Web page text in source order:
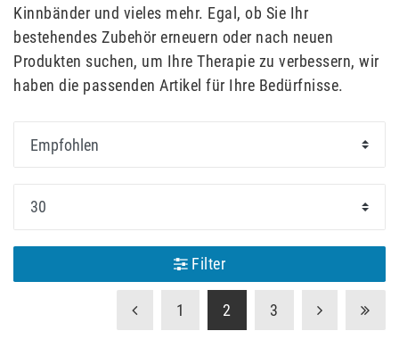
Kinnbänder und vieles mehr. Egal, ob Sie Ihr
bestehendes Zubehör erneuern oder nach neuen
Produkten suchen, um Ihre Therapie zu verbessern, wir
haben die passenden Artikel für Ihre Bedürfnisse.
Filter
1 2 3